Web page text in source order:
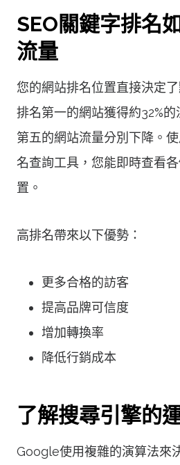
SEO關鍵字排名
流量
您的網站排名位置直接決定
排名第一的網站獲得約32%
第五的網站流量分別下降。
名查詢工具，您能即時查看
置。
高排名帶來以下優勢：
更多合格的訪客
提高品牌可信度
增加轉換率
降低行銷成本
了解搜尋引擎的
Google使用複雜的演算法來